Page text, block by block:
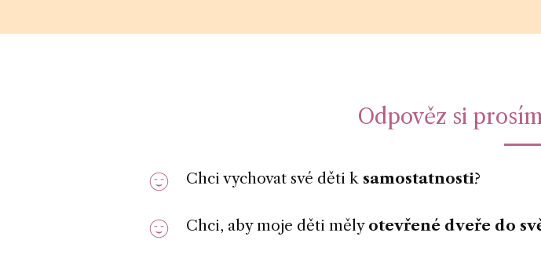
Odpověz si
Chci vychovat své děti k samostatnosti?
Chci, aby moje děti měly otevřené dveře do